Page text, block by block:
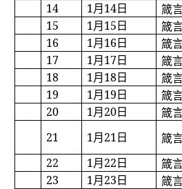
14
1月14日
箴
15
1月15日
箴
16
1月16日
箴
17
1月17日
箴
18
1月18日
箴
19
1月19日
箴
20
1月20日
箴
21
1月21日
箴
22
1月22日
箴
23
1月23日
箴